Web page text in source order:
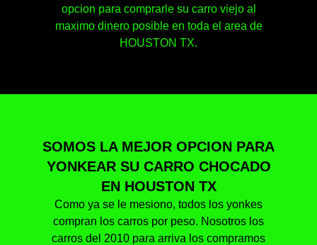
opcion para comprarle su carro viejo al
maximo dinero posible en toda el area de
HOUSTON TX.
SOMOS LA MEJOR OPCION PARA
YONKEAR SU CARRO CHOCADO
EN HOUSTON TX
Como ya se le mesiono, todos los yonkes
compran los carros por peso. Nosotros los
carros del 2010 para arriva los compramos